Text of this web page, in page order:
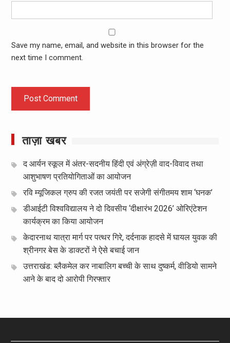
Save my name, email, and website in this browser for the
next time I comment.
ताज़ा खबर
द आर्यन स्कूल में अंतर-सदनीय हिंदी एवं अंग्रेज़ी वाद-विवाद तथा
आशुभाषण प्रतियोगिताओं का आयोजन
रवि म्यूजिकल ग्रुप की रजत जयंती पर सजेगी संगीतमय शाम ‘घनक’
डीआईटी विश्वविद्यालय ने दो दिवसीय ‘दीक्षारंभ 2026’ ओरिएंटेशन
कार्यक्रम का किया आयोजन
केदारनाथ यात्रा मार्ग पर पत्थर गिरे, दर्दनाक हादसे में घायल युवक की
श्रीनगर बेस के डाक्टरों ने ऐसे बचाई जान
उत्तराखंड: ब्लैकमेल कर नाबालिग बच्ची के साथ दुष्कर्म, वीडियो सामने
आने के बाद दो आरोपी गिरफ्तार